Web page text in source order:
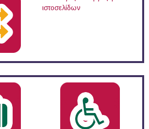
ιστοσελίδων